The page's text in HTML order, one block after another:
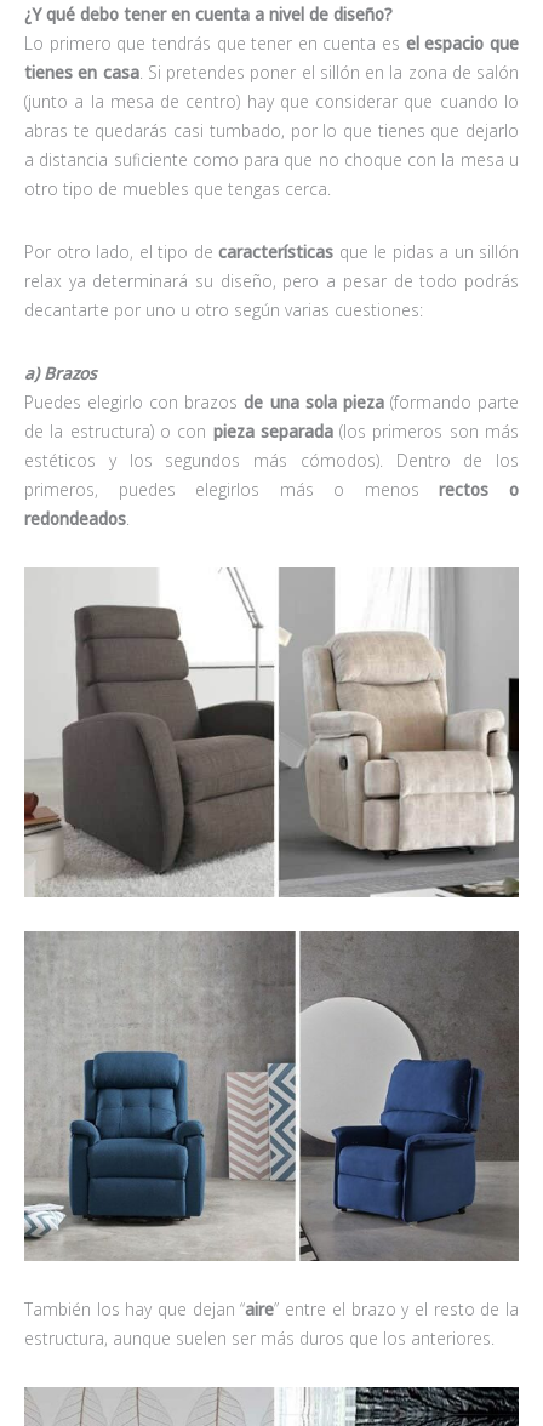
¿Y qué debo tener en cuenta a nivel de diseño?
Lo primero que tendrás que tener en cuenta es el espacio que
tienes en casa. Si pretendes poner el sillón en la zona de salón
(junto a la mesa de centro) hay que considerar que cuando lo
abras te quedarás casi tumbado, por lo que tienes que dejarlo
a distancia suficiente como para que no choque con la mesa u
otro tipo de muebles que tengas cerca.
Por otro lado, el tipo de características que le pidas a un sillón
relax ya determinará su diseño, pero a pesar de todo podrás
decantarte por uno u otro según varias cuestiones:
a) Brazos
Puedes elegirlo con brazosde una sola pieza(formando parte
de la estructura) o con pieza separada(los primeros son más
estéticos y los segundos más cómodos). Dentro de los
primeros, puedes elegirlos más o menosrectos o
redondeados
También los hay que dejan “aire” entre el brazo y el resto de la
estructura, aunque suelen ser más duros que los anteriores.